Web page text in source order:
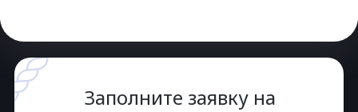
Заполните заявку на